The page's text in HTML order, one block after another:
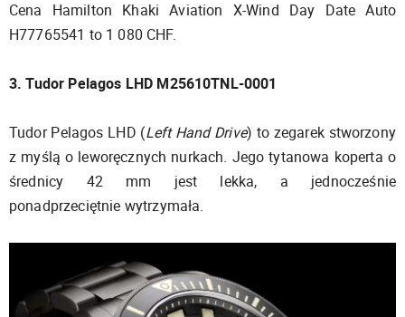
Cena Hamilton Khaki Aviation X-Wind Day Date Auto
H77765541 to 1 080 CHF.
3. Tudor Pelagos LHD M25610TNL-0001
Tudor Pelagos LHD (Left Hand Drive) to zegarek stworzony
z myślą o leworęcznych nurkach. Jego tytanowa koperta o
średnicy 42 mm jest lekka, a jednocześnie
ponadprzeciętnie wytrzymała.